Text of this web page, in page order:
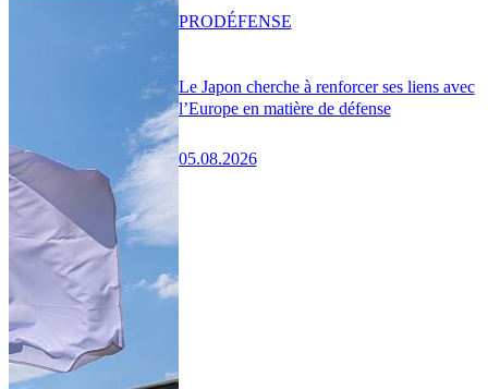
Le Japon cherche à renforcer ses liens avec
l’Europe en matière de défense
05.08.2026
PRODÉFENSE